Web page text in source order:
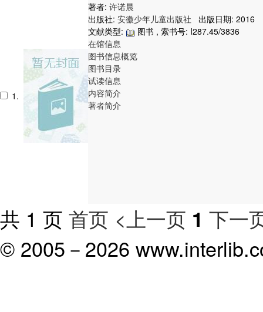
1.
著者: 许诺晨
出版社: 安徽少年儿童出版社
出版日期: 2016
文献类型:
图书 , 索书号: I287.45/3836
在馆信息
图书信息概览
图书目录
试读信息
内容简介
著者简介
共 1 页 首页 <上一页 1 下一
© 2005－ 2026